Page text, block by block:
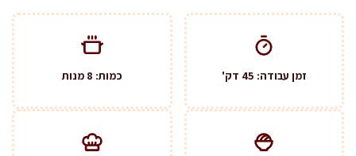
זמן עבודה: 45 דק' כמות: 8 מנות